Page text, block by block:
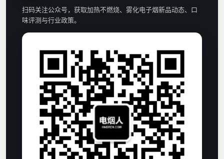
扫码关注公众号，获取加热不燃烧、雾化电子烟新品动态、口
味评测与行业政策。